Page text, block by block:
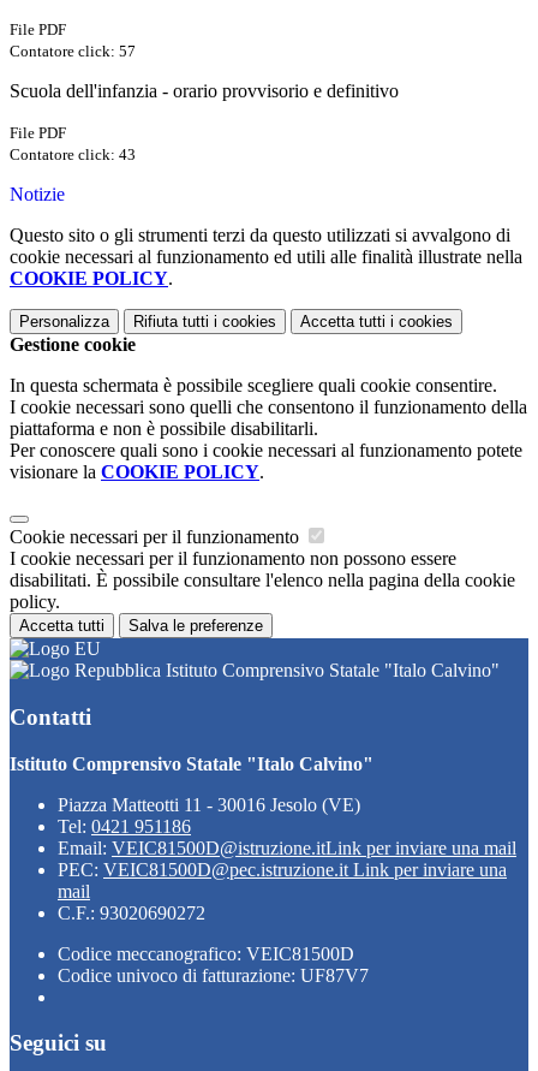
File PDF
Contatore click: 57
Scuola dell'infanzia - orario provvisorio e definitivo
File PDF
Contatore click: 43
Notizie
Questo sito o gli strumenti terzi da questo utilizzati si avvalgono di
cookie necessari al funzionamento ed utili alle finalità illustrate nella
COOKIE POLICY.
Personalizza Rifiuta tutti i cookies Accetta tutti i cookies
Gestione cookie
In questa schermata è possibile scegliere quali cookie consentire.
I cookie necessari sono quelli che consentono il funzionamento della
piattaforma e non è possibile disabilitarli.
Per conoscere quali sono i cookie necessari al funzionamento potete
visionare la COOKIE POLICY.
Cookie necessari per il funzionamento
I cookie necessari per il funzionamento non possono essere
disabilitati. È possibile consultare l'elenco nella pagina della cookie
policy.
Accetta tutti Salva le preferenze
Istituto Comprensivo Statale "Italo Calvino"
Contatti
Istituto Comprensivo Statale "Italo Calvino"
Piazza Matteotti 11 - 30016 Jesolo (VE)
Tel: 0421 951186
Email: VEIC81500D@istruzione.itLink per inviare una mail
PEC: VEIC81500D@pec.istruzione.it Link per inviare una
mail
C.F.: 93020690272
Codice meccanografico: VEIC81500D
Codice univoco di fatturazione: UF87V7
Seguici su